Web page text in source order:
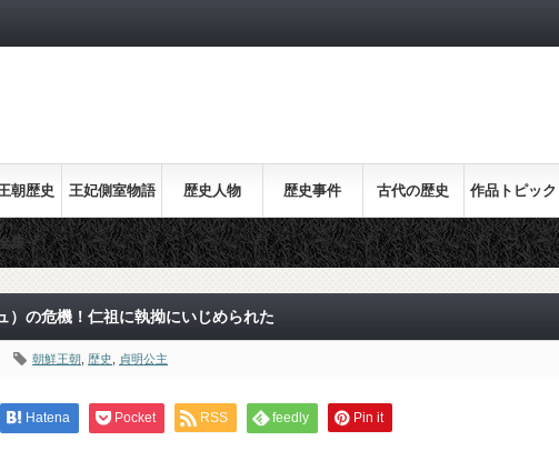
朝歴史
集
王妃側室物語 歴史人物 歴史事件 古代の歴史 作品トピック
ス
）の危機！仁祖に執拗にいじめられた
朝鮮王朝 歴史 貞明公主
Hatena Pocket RSS feedly Pin it